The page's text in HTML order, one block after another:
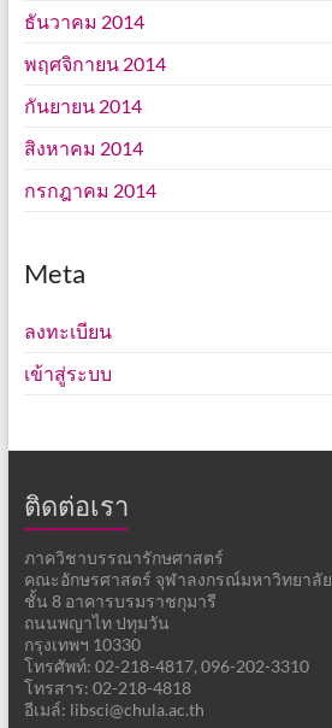
ธันวาคม 2014
พฤศจิกายน 2014
กันยายน 2014
สิงหาคม 2014
กรกฎาคม 2014
Meta
ลงทะเบียน
เข้าสู่ระบบ
ติดต่อเรา
ภาควิชาบรรณารักษศาสตร์
คณะอักษรศาสตร์ จุฬาลงกรณ์มหาวิทยาลัย
ชั้น 8 อาคารบรมราชกุมารี
ถนนพญาไท ปทุมวัน
กรุงเทพฯ 10330
โทรศัพท์: 02-218-4817, 096-202-3310
โทรสาร: 02-218-4818
อีเมล์: libsci@chula.ac.th